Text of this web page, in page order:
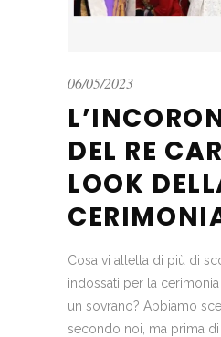
06/05/2023
DEL RE
LOOK
Cosa vi alletta di più di
indossati per la
un sovrano? Abbiamo
secondo noi, ma prima